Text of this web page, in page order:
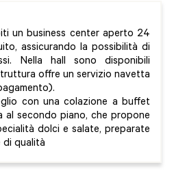
un business center aperto 24
assicurando la possibilità di
Nella hall sono disponibili
offre un servizio navetta
con una colazione a buffet
al secondo piano, che propone
dolci e salate, preparate
di qualità